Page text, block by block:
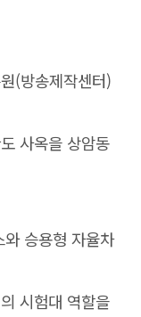
(방송제작센터)
사옥을 상암동
승용형 자율차
시험대 역할을